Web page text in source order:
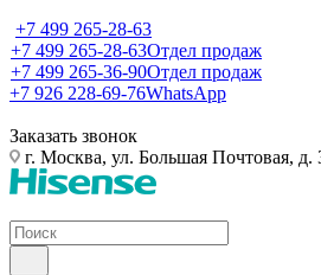
+7 499 265-28-63
+7 499 265-28-63Отдел продаж
+7 499 265-36-90Отдел продаж
+7 926 228-69-76WhatsApp
Заказать звонок
г. Москва, ул. Большая Почтовая, д.